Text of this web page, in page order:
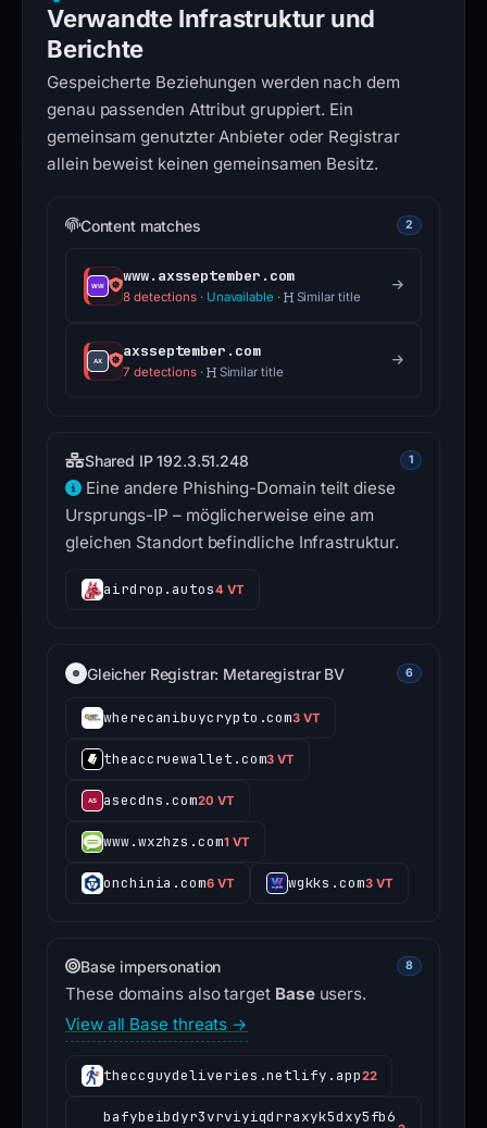
Verwandte Infrastruktur und
Berichte
Gespeicherte Beziehungen werden nach dem
genau passenden Attribut gruppiert. Ein
gemeinsam genutzter Anbieter oder Registrar
allein beweist keinen gemeinsamen Besitz.
Content matches 2
www.axsseptember.com
8 detections · Unavailable · Similar title
axsseptember.com
7 detections · Similar title
Shared IP 192.3.51.248 1
Eine andere Phishing-Domain teilt diese
Ursprungs-IP – möglicherweise eine am
gleichen Standort befindliche Infrastruktur.
airdrop.autos4 VT
Gleicher Registrar: Metaregistrar BV 6
wherecanibuycrypto.com3 VT
theaccruewallet.com3 VT
asecdns.com20 VT
www.wxzhzs.com1 VT
onchinia.com6 VT wgkks.com3 VT
Base impersonation 8
These domains also target Baseusers.
View all Base threats →
theccguydeliveries.netlify.app22
bafybeibdyr3vrviyiqdrraxyk5dxy5fb6